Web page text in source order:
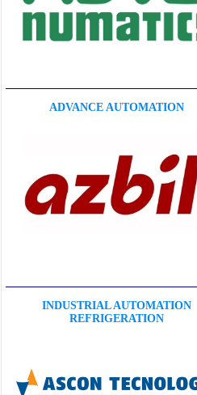
ADVANCE AUTOMATION
INDUSTRIAL AUTOMATION
REFRIGERATION